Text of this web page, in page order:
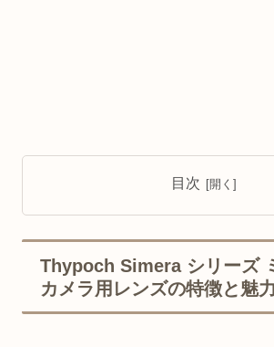
目次
Thypoch Simera シリーズ
カメラ用レンズの特徴と魅力